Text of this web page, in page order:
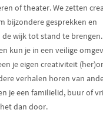
of theater. We zetten
bijzondere gesprekken en
wijk tot stand te
kun je in een veilige
je eigen creativiteit
verhalen horen van
je een familielid, buur of
dan door.